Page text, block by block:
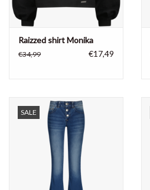
Raizzed shirt Monika
€34,99 €17,49
SALE